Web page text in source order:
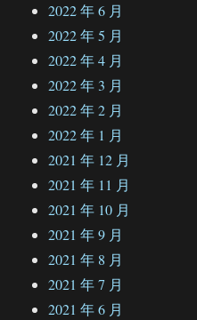
2022 年 6 月
2022 年 5 月
2022 年 4 月
2022 年 3 月
2022 年 2 月
2022 年 1 月
2021 年 12 月
2021 年 11 月
2021 年 10 月
2021 年 9 月
2021 年 8 月
2021 年 7 月
2021 年 6 月